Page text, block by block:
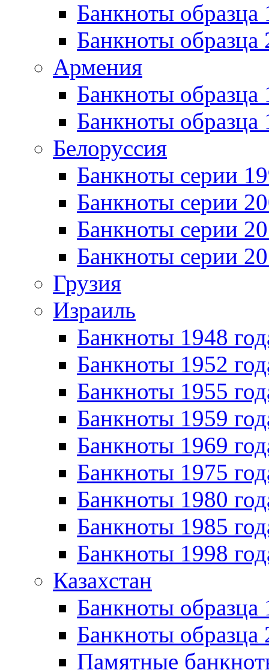
Банкноты
Банкноты образца
Армения
Банкноты образца
Банкноты образца
Белоруссия
Банкноты серии
Банкноты серии
Банкноты серии
Банкноты серии
Грузия
Израиль
Банкноты 1948
Банкноты 1952
Банкноты 1955
Банкноты 1959
Банкноты 1969
Банкноты 1975
Банкноты 1980
Банкноты 1985
Банкноты 1998
Казахстан
Банкноты
Банкноты образца
Памятные